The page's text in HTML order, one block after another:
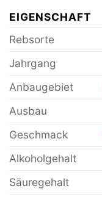
EIGENSCHAFT
Rebsorte
Jahrgang
Anbaugebiet
Ausbau
Geschmack
Alkoholgehalt
Säuregehalt